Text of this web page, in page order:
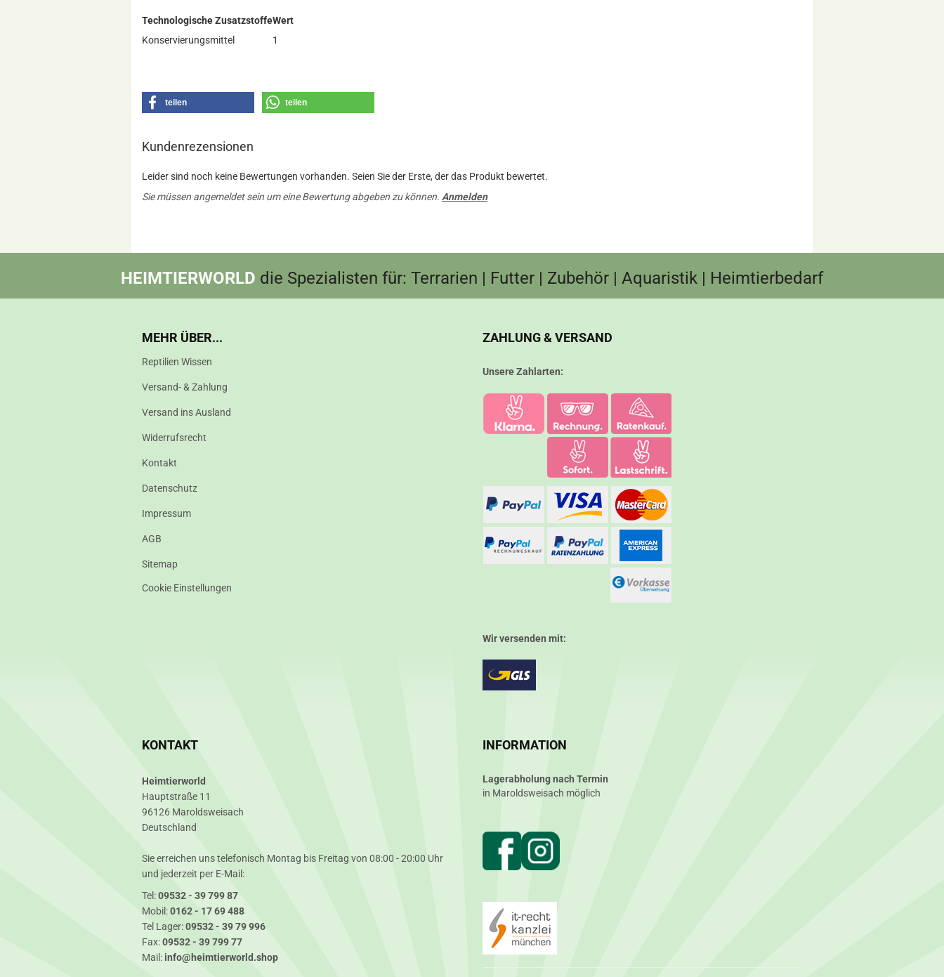
Technologische ZusatzstoffeWert
Konservierungsmittel
1
teilen teilen
Kundenrezensionen
Leider sind noch keine Bewertungen vorhanden. Seien Sie der Erste, der das Produkt bewertet.
Sie müssen angemeldet sein um eine Bewertung abgeben zu können. Anmelden
HEIMTIERWORLD die Spezialisten für: Terrarien | Futter | Zubehör | Aquaristik | Heimtierbedarf
MEHR ÜBER...
Reptilien Wissen
Versand- & Zahlung
Versand ins Ausland
Widerrufsrecht
Kontakt
Datenschutz
Impressum
AGB
Sitemap
Cookie Einstellungen
ZAHLUNG & VERSAND
Unsere Zahlarten:
Wir versenden mit:
KONTAKT
Heimtierworld
Hauptstraße 11
96126 Maroldsweisach
Deutschland
Sie erreichen uns telefonisch Montag bis Freitag von 08:00 - 20:00 Uhr
und jederzeit per E-Mail:
Tel:09532 - 39 799 87
Mobil:0162 - 17 69 488
Tel Lager:09532 - 39 79 996
Fax:09532 - 39 799 77
Mail: info@heimtierworld.shop
INFORMATION
Lagerabholung nach Termin
in Maroldsweisach möglich